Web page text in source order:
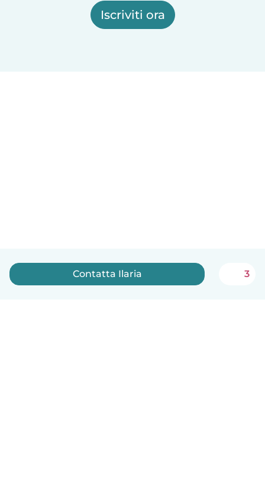
Iscriviti ora
Contatta Ilaria 3